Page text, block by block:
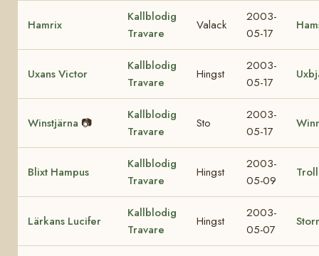
Hamrix
Kallblodig
Travare
Valack
2003-
05-17
Uxans Victor
Kallblodig
Travare
Hingst
2003-
05-17
Winstjärna 📷
Kallblodig
Travare
Sto
2003-
05-17
Blixt Hampus
Kallblodig
Travare
Hingst
2003-
05-09
Lärkans Lucifer
Kallblodig
Travare
Hingst
2003-
05-07